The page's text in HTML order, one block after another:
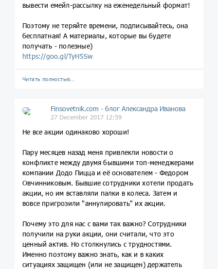
вывести емейл-рассылку на еженедельный формат!
Поэтому не теряйте времени, подписывайтесь, она
бесплатная! А материалы, которые вы будете
получать - полезные)
https://goo.gl/TyH5Sw
Читать полностью…
Finsovetnik.com - блог Александра Иванова
27 December 2017 12:59
Не все акции одинаково хороши!
Пару месяцев назад меня привлекли новости о
конфликте между двумя бывшими топ-менеджерами
компании Додо Пицца и её основателем - Федором
Овчинниковым. Бывшие сотрудники хотели продать
акции, но им вставляли палки в колеса. Затем и
вовсе пригрозили "аннулировать" их акции.
Почему это для нас с вами так важно? Сотрудники
получили на руки акции, они считали, что это
ценный актив. Но столкнулись с трудностями.
Именно поэтому важно знать, как и в каких
ситуациях защищен (или не защищен) держатель